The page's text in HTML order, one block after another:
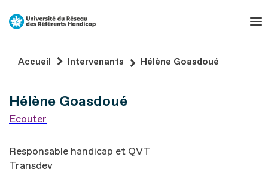
Aller
Aller
de
page
Accueil Intervenants Hélène Goasdoué
Hélène Goasdoué
Ecouter
Responsable handicap et QVT
Transdev